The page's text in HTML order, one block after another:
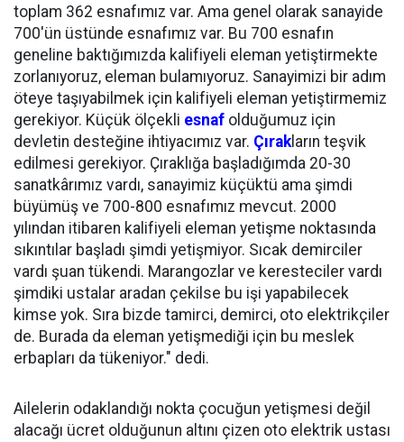
toplam 362 esnafımız var. Ama genel olarak sanayide
700'ün üstünde esnafımız var. Bu 700 esnafın
geneline baktığımızda kalifiyeli eleman yetiştirmekte
zorlanıyoruz, eleman bulamıyoruz. Sanayimizi bir adım
öteye taşıyabilmek için kalifiyeli eleman yetiştirmemiz
gerekiyor. Küçük ölçekli esnaf olduğumuz için
devletin desteğine ihtiyacımız var. Çırakların teşvik
edilmesi gerekiyor. Çıraklığa başladığımda 20-30
sanatkârımız vardı, sanayimiz küçüktü ama şimdi
büyümüş ve 700-800 esnafımız mevcut. 2000
yılından itibaren kalifiyeli eleman yetişme noktasında
sıkıntılar başladı şimdi yetişmiyor. Sıcak demirciler
vardı şuan tükendi. Marangozlar ve keresteciler vardı
şimdiki ustalar aradan çekilse bu işi yapabilecek
kimse yok. Sıra bizde tamirci, demirci, oto elektrikçiler
de. Burada da eleman yetişmediği için bu meslek
erbapları da tükeniyor." dedi.
Ailelerin odaklandığı nokta çocuğun yetişmesi değil
alacağı ücret olduğunun altını çizen oto elektrik ustası